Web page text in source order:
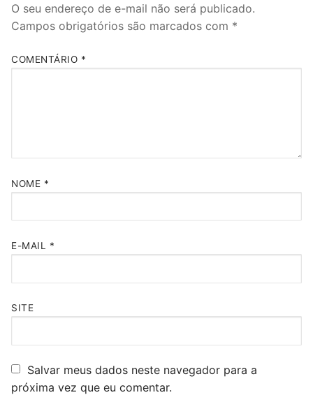
O seu endereço de e-mail não será publicado.
Campos obrigatórios são marcados com *
COMENTÁRIO *
NOME *
E-MAIL *
SITE
Salvar meus dados neste navegador para a
próxima vez que eu comentar.